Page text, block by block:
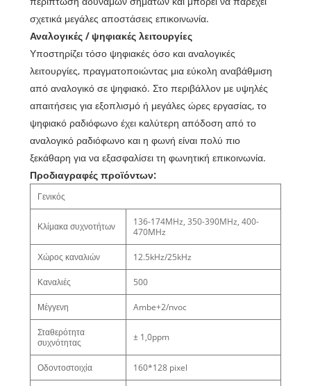
σχετικά μεγάλες αποστάσεις επικοινωνία.
Αναλογικές / ψηφιακές λειτουργίες
Υποστηρίζει τόσο ψηφιακές όσο και αναλογικές
λειτουργίες, πραγματοποιώντας μια εύκολη αναβάθμιση
από αναλογικό σε ψηφιακό. Στο περιβάλλον με υψηλές
απαιτήσεις για εξοπλισμό ή μεγάλες ώρες εργασίας, το
ψηφιακό ραδιόφωνο έχει καλύτερη απόδοση από το
αναλογικό ραδιόφωνο και η φωνή είναι πολύ πιο
ξεκάθαρη για να εξασφαλίσει τη φωνητική επικοινωνία.
Προδιαγραφές προϊόντων:
Γενικός
Κλίμακα συχνοτήτων
136-174MHz, 350-390MHz, 400-
470MHz
Χώρος καναλιών 12.5kHz/25kHz
Καναλιές 500
Μέγγενη Ambe+2/nvoc
Σταθερότητα
συχνότητας
± 1,0ppm
Οδοντοστοιχία 160*128 pixel